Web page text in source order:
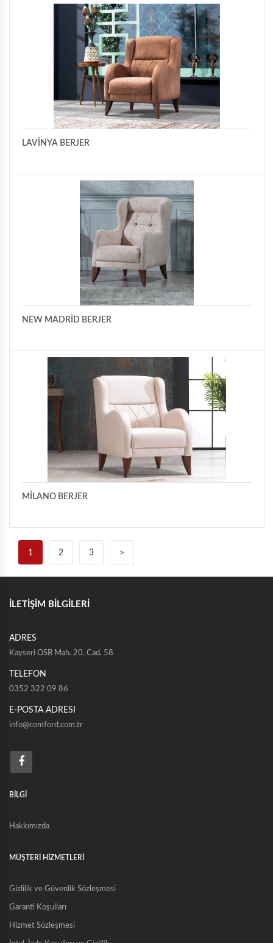
LAVİNYA BERJER
NEW MADRİD BERJER
MİLANO BERJER
1 2 3 >
İLETİŞİM BİLGİLERİ
ADRES
Kayseri OSB Mah. 20. Cad. 58
TELEFON
0352 322 09 86
E-POSTA ADRESI
info@comford.com.tr
BİLGİ
Hakkımızda
MÜŞTERİ HİZMETLERİ
Gizlilik ve Güvenlik Sözleşmesi
Garanti Koşulları
Hizmet Sözleşmesi